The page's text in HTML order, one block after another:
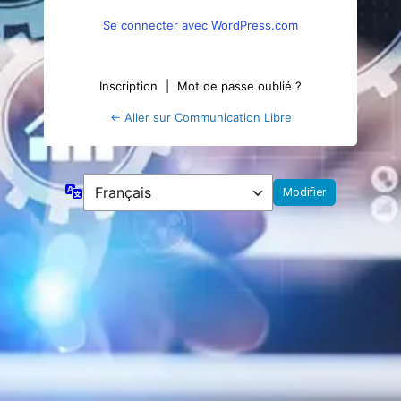
Se connecter avec WordPress.com
Inscription Mot de passe oublié ?
← Aller sur Communication Libre
Langue